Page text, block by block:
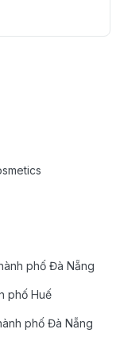
phố Đà Nẵng
phố Huế
phố Đà Nẵng